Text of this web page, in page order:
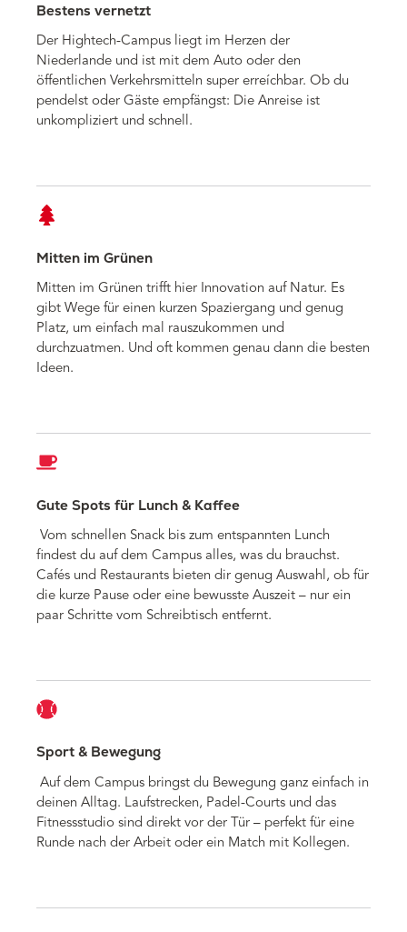
Bestens vernetzt
Der Hightech-Campus liegt im Herzen der
Niederlande und ist mit dem Auto oder den
öffentlichen Verkehrsmitteln super erreíchbar. Ob du
pendelst oder Gäste empfängst: Die Anreise ist
unkompliziert und schnell.
Mitten im Grünen
Mitten im Grünen trifft hier Innovation auf Natur. Es
gibt Wege für einen kurzen Spaziergang und genug
Platz, um einfach mal rauszukommen und
durchzuatmen. Und oft kommen genau dann die besten
Ideen.
Gute Spots für Lunch & Kaffee
Vom schnellen Snack bis zum entspannten Lunch
findest du auf dem Campus alles, was du brauchst.
Cafés und Restaurants bieten dir genug Auswahl, ob für
die kurze Pause oder eine bewusste Auszeit – nur ein
paar Schritte vom Schreibtisch entfernt.
Sport & Bewegung
Auf dem Campus bringst du Bewegung ganz einfach in
deinen Alltag. Laufstrecken, Padel-Courts und das
Fitnessstudio sind direkt vor der Tür – perfekt für eine
Runde nach der Arbeit oder ein Match mit Kollegen.